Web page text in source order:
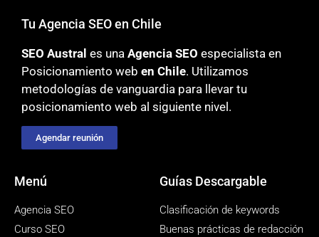
Tu Agencia SEO en Chile
SEO Austral es una Agencia SEO especialista en
Posicionamiento web en Chile. Utilizamos
metodologías de vanguardia para llevar tu
posicionamiento web al siguiente nivel.
Agendar reunión
Menú
Agencia SEO
Curso SEO
Guías Descargable
Clasificación de keywords
Buenas prácticas de redacción